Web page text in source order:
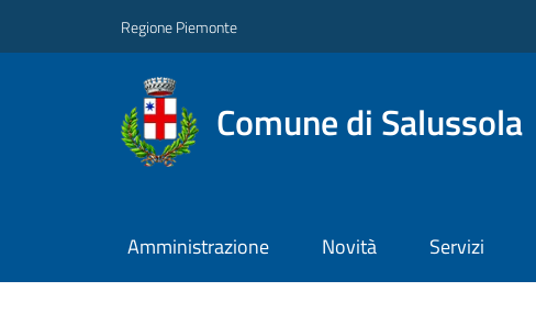
Regione Piemonte
Comune di Salussola
Amministrazione Novità Servizi